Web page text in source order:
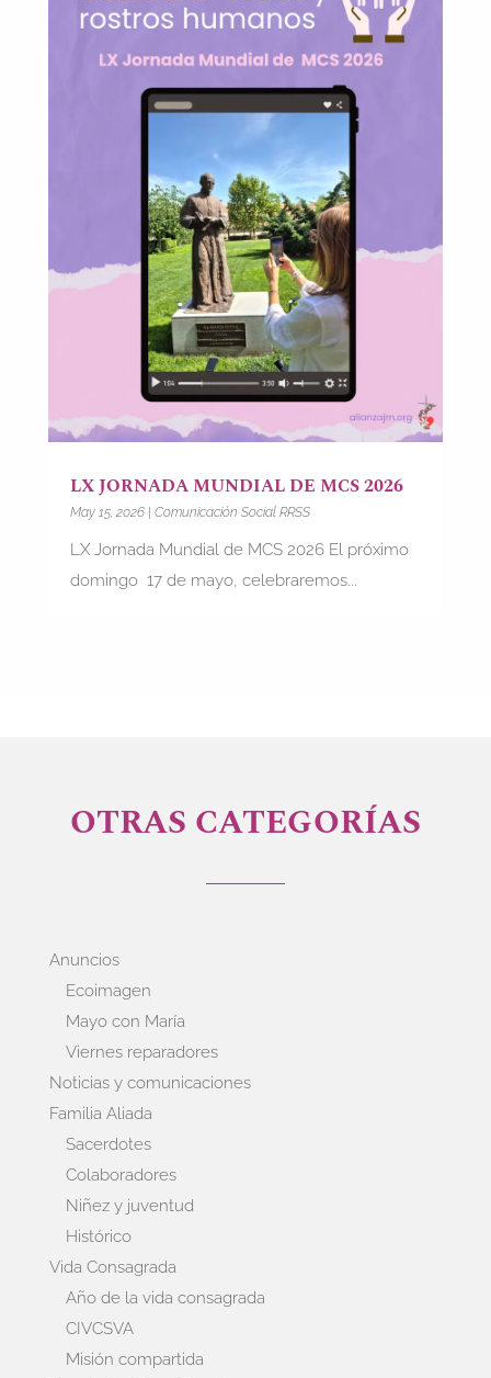
LX JORNADA MUNDIAL DE MCS 2026
May 15, 2026| Comunicación Social RRSS
LX Jornada Mundial de MCS 2026 El próximo
domingo 17 de mayo, celebraremos...
OTRAS CATEGORÍAS
Anuncios
Ecoimagen
Mayo con María
Viernes reparadores
Noticias y comunicaciones
Familia Aliada
Sacerdotes
Colaboradores
Niñez y juventud
Histórico
Vida Consagrada
Año de la vida consagrada
CIVCSVA
Misión compartida